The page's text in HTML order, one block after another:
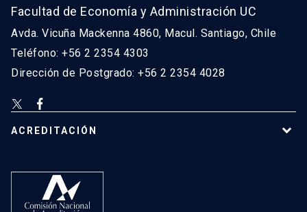
Facultad de Economía y Administración UC
Avda. Vicuña Mackenna 4860, Macul. Santiago, Chile
Teléfono: +56 2 2354 4303
Dirección de Postgrado: +56 2 2354 4028
ACREDITACIÓN